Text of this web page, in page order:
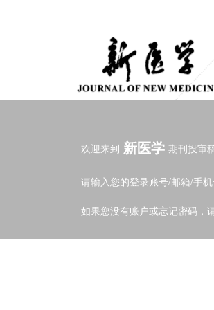
欢迎来到 新医学 期刊投审
请输入您的登录账号/邮箱/手
如果您没有账户或忘记密码，